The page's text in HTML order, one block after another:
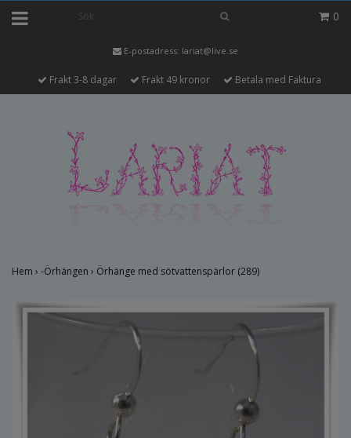
0
E-postadress: lariat@live.se
Frakt 3-8 dagar Frakt 49 kronor Betala med Faktura
Hem › -Örhängen › Örhänge med sötvattenspärlor (289)